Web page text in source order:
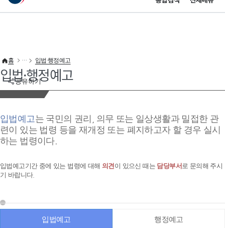
이 누리집은 대한민국 공식 전자정부 누리집입니다.
공유하기
홈 입법·행정예고
입법·행정예고
입법예고는 국민의 권리, 의무 또는 일상생활과 밀접한 관
련이 있는 법령 등을 재개정 또는 폐지하고자 할 경우 실시
하는 법령이다.
입법예고기간 중에 있는 법령에 대해 의견이 있으신 때는 담당부서 로 문의해 주시
기 바랍니다.
입법예고 행정예고